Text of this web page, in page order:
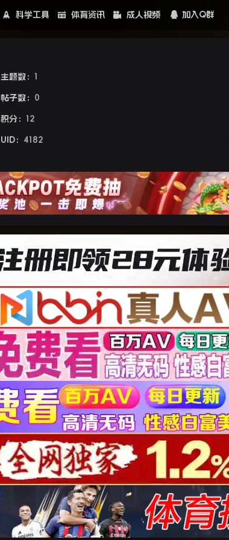
科学工具 体育资讯 成人视频 加入Q群
主题数： 1
帖子数： 0
积分： 12
UID： 4182